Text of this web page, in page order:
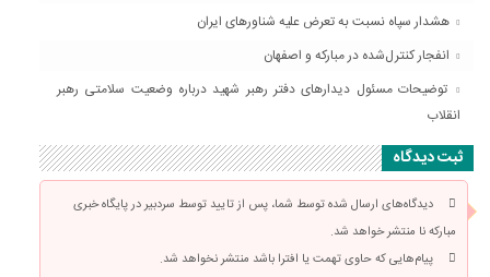
هشدار سپاه نسبت به تعرض علیه شناورهای ایران
انفجار کنترل‌شده در مبارکه و اصفهان
توضیحات مسئول دیدارهای دفتر رهبر شهید درباره وضعیت سلامتی رهبر
انقلاب
ثبت دیدگاه
دیدگاه‌های ارسال شده توسط شما، پس از تایید توسط سردبیر در پایگاه خبری
مبارکه نا منتشر خواهد شد.
پیام‌هایی که حاوی تهمت یا افترا باشد منتشر نخواهد شد.